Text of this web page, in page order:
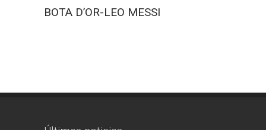
BOTA D’OR-LEO MESSI